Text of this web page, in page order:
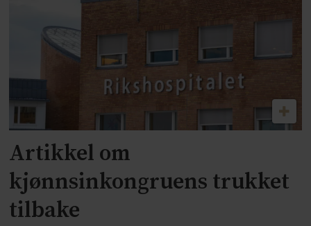
Artikkel om
kjønnsinkongruens trukket
tilbake